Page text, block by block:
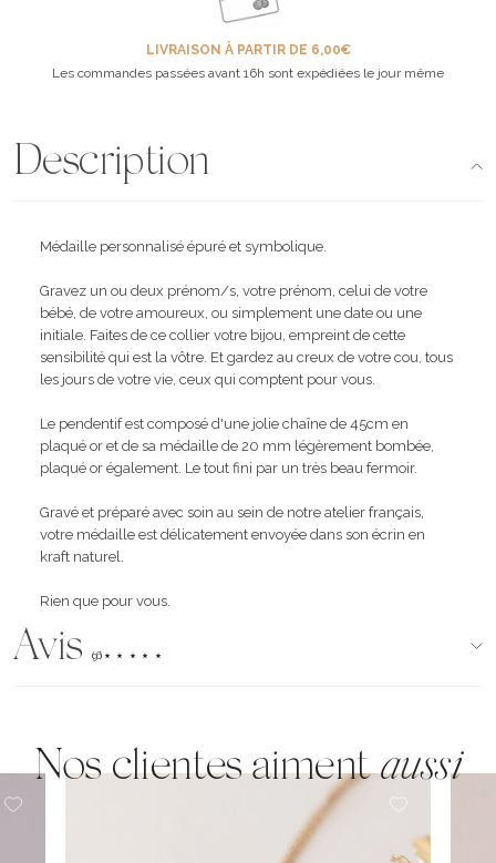
LIVRAISON À PARTIR DE 6,00€
Les commandes passées avant 16h sont expédiées le jour même
Description
Médaille personnalisé épuré et symbolique.
Gravez un ou deux prénom/s, votre prénom, celui de votre
bébé, de votre amoureux, ou simplement une date ou une
initiale. Faites de ce collier votre bijou, empreint de cette
sensibilité qui est la vôtre. Et gardez au creux de votre cou, tous
les jours de votre vie, ceux qui comptent pour vous.
Le pendentif est composé d'une jolie chaîne de 45cm en
plaqué or et de sa médaille de 20 mm légèrement bombée,
plaqué or également. Le tout fini par un très beau fermoir.
Gravé et préparé avec soin au sein de notre atelier français,
votre médaille est délicatement envoyée dans son écrin en
kraft naturel.
Rien que pour vous.
Avis (96)
Nos clientes aimentaussi